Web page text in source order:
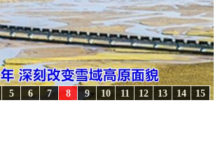
15
14
13
12
11
10
9
8
7
6
5